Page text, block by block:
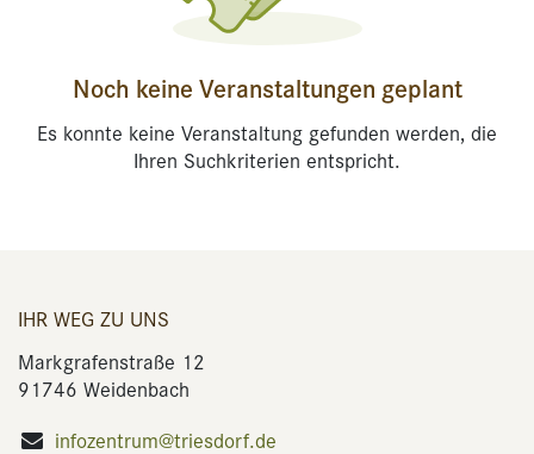
Noch keine Veranstaltungen geplant
Es konnte keine Veranstaltung gefunden werden, die
Ihren Suchkriterien entspricht.
IHR WEG ZU UNS
Markgrafenstraße 12
91746 Weidenbach
infozentrum@triesdorf.de